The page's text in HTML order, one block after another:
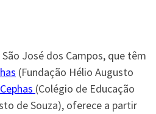
José dos Campos, que têm
(Fundação Hélio Augusto
Cephas (Colégio de Educação
de Souza), oferece a partir